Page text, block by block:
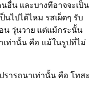
อื่น และบางทีอาจจะเป็น
นไปได้ไหม รสเผ็ดๆ รับ
น วุ่นวาย แต่แม้กระนั้น
เท่านั้น คือ แม้ในรูปที่ไม่
ารถนาเท่านั้น คือ โทสะ